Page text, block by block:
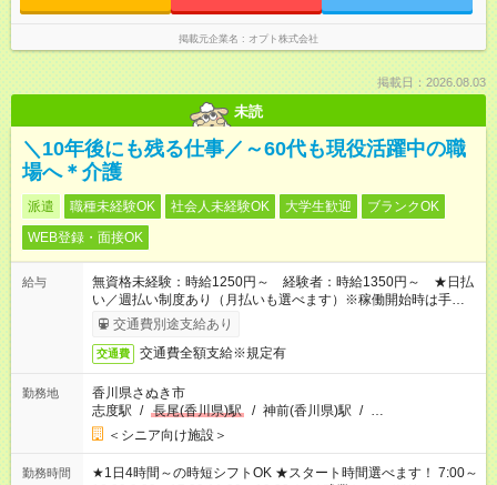
掲載元企業名 オプト株式会社
掲載日：2026.08.03
未読
＼10年後にも残る仕事／～60代も現役活躍中の職
場へ＊介護
派遣 職種未経験OK 社会人未経験OK 大学生歓迎
ブランクOK
WEB登録・面接OK
給与
無資格未経験：時給1250円～ 経験者：時給1350円～ ★日払
い／週払い制度あり（月払いも選べます）※稼働開始時は手続き
完了次第のお支払いとなります。
交通費別途支給あり
交通費 交通費全額支給※規定有
勤務地
香川県さぬき市
志度駅 / 長尾(香川県)駅 / 神前(香川県)駅 / …
＜シニア向け施設＞
勤務時間
★1日4時間～の時短シフトOK ★スタート時間選べます！ 7:00～